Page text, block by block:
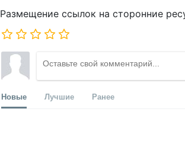
Размещение ссылок на сторонние
Новые Лучшие Ранее